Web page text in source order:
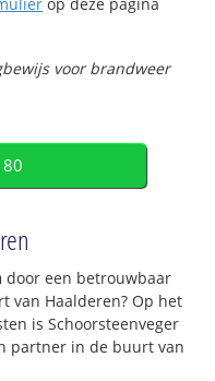
op deze pagina
voor brandweer
door een betrouwbaar
van Haalderen? Op het
is Schoorsteenveger
partner in de buurt van